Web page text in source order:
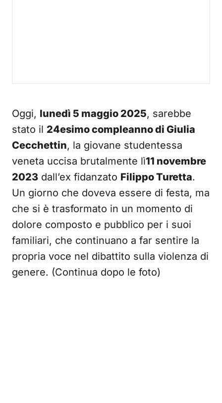
Oggi, lunedì 5 maggio 2025, sarebbe
stato il 24esimo compleanno di Giulia
Cecchettin, la giovane studentessa
veneta uccisa brutalmente lì11 novembre
2023 dall’ex fidanzato Filippo Turetta.
Un giorno che doveva essere di festa, ma
che si è trasformato in un momento di
dolore composto e pubblico per i suoi
familiari, che continuano a far sentire la
propria voce nel dibattito sulla violenza di
genere. (Continua dopo le foto)